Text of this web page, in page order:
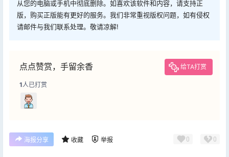
从您的电脑或手机中彻底删除。如喜欢该软件和内容，请支持正
版，购买正版能有更好的服务。我们非常重视版权问题，如有侵权
请邮件与我们联系处理。敬请凉解!
点点赞赏，手留余香 给TA打赏
1人已打赏
海报分享 收藏 举报 0 0